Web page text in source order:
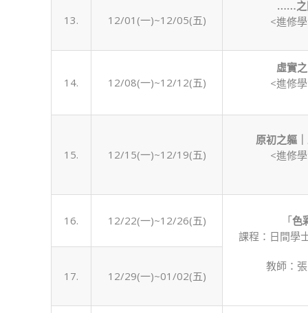
13. 12/01(一)~12/05(五)
……之
<進修
14. 12/08(一)~12/12(五)
虛實
<進修
15. 12/15(一)~12/19(五)
原初之軀
<進修
16. 12/22(一)~12/26(五) 「色
課程：日間學
教師：
17. 12/29(一)~01/02(五)